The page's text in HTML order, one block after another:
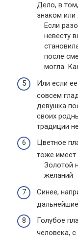
Дело, в
знаком
Если
невесту
после
могла.
Или если
совсем
девушка
своих
традиции
Цветное
тоже имеет
Золотой
желаний
Синее,
Голубое
человека,